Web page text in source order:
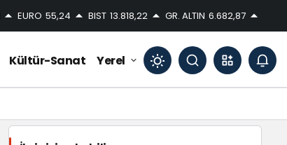
EURO 55,24 BIST 13.818,22 GR. ALTIN 6.682,87
Kültür-Sanat Yerel
Mod
değiştir